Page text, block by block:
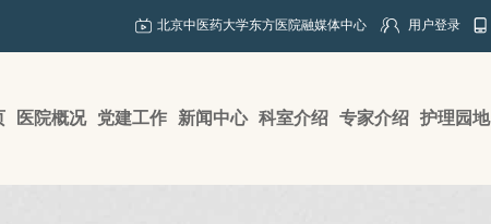
北京中医药大学东方医院融媒体中心 用户登录
医院概况 党建工作 新闻中心 科室介绍 专家介绍 护理园地